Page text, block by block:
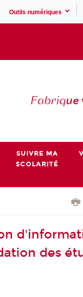
Outils numériques
Fabrique
SUIVRE MA
SCOLARITÉ
des